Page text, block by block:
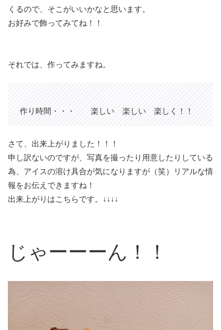
くるので、そこがいいかなと思います。
お好みで飾ってみてね！！
それでは、作ってみますね。
作り時間・・・ 楽しい 楽しい 楽しく！！
さて、出来上がりました！！！
申し訳ないのですが、写真を撮ったり用意したりしている
為、アイスの溶け具合が気になりますが（笑）リアルな情
報をお伝えできますね！
出来上がりはこちらです。↓↓↓↓
じゃーーーん！！